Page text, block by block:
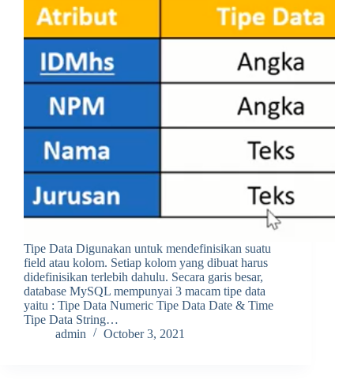
Tipe Data Digunakan untuk mendefinisikan suatu
field atau kolom. Setiap kolom yang dibuat harus
didefinisikan terlebih dahulu. Secara garis besar,
database MySQL mempunyai 3 macam tipe data
yaitu : Tipe Data Numeric Tipe Data Date & Time
Tipe Data String…
admin
October 3, 2021